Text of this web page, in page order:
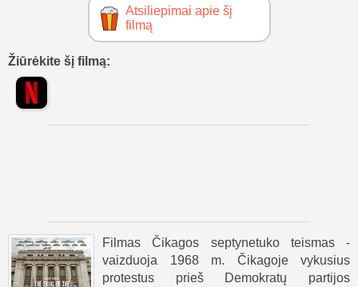
Atsiliepimai apie šį
filmą
Žiūrėkite šį filmą:
Filmas Čikagos septynetuko teismas -
vaizduoja 1968 m. Čikagoje vykusius
protestus prieš Demokratų partijos